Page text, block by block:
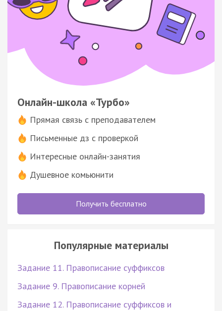
Онлайн-школа «Турбо»
Прямая связь с преподавателем
Письменные дз с проверкой
Интересные онлайн-занятия
Душевное комьюнити
Получить бесплатно
Популярные материалы
Задание 11. Правописание суффиксов
Задание 9. Правописание корней
Задание 12. Правописание суффиксов и